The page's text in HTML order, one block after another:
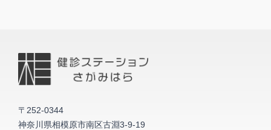
〒252-0344
神奈川県相模原市南区古淵3-9-19